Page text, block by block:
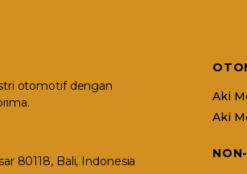
otomotif dengan
80118, Bali, Indonesia
Aki
Aki